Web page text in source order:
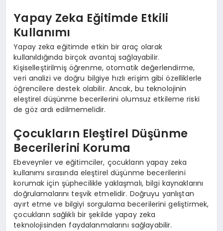
Yapay Zeka Eğitimde Etkili
Kullanımı
Yapay zeka eğitimde etkin bir araç olarak
kullanıldığında birçok avantaj sağlayabilir.
Kişiselleştirilmiş öğrenme, otomatik değerlendirme,
veri analizi ve doğru bilgiye hızlı erişim gibi özelliklerle
öğrencilere destek olabilir. Ancak, bu teknolojinin
eleştirel düşünme becerilerini olumsuz etkileme riski
de göz ardı edilmemelidir.
Çocukların Eleştirel Düşünme
Becerilerini Koruma
Ebeveynler ve eğitimciler, çocukların yapay zeka
kullanımı sırasında eleştirel düşünme becerilerini
korumak için şüphecilikle yaklaşmalı, bilgi kaynaklarını
doğrulamalarını teşvik etmelidir. Doğruyu yanlıştan
ayırt etme ve bilgiyi sorgulama becerilerini geliştirmek,
çocukların sağlıklı bir şekilde yapay zeka
teknolojisinden faydalanmalarını sağlayabilir.